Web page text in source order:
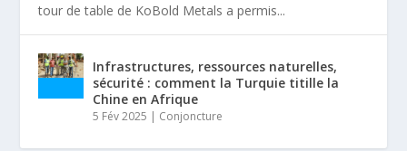
tour de table de KoBold Metals a permis...
Infrastructures, ressources naturelles,
sécurité : comment la Turquie titille la
Chine en Afrique
5 Fév 2025 Conjoncture